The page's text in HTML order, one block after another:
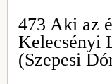
473 Aki az
Kelecsényi
(Szepesi